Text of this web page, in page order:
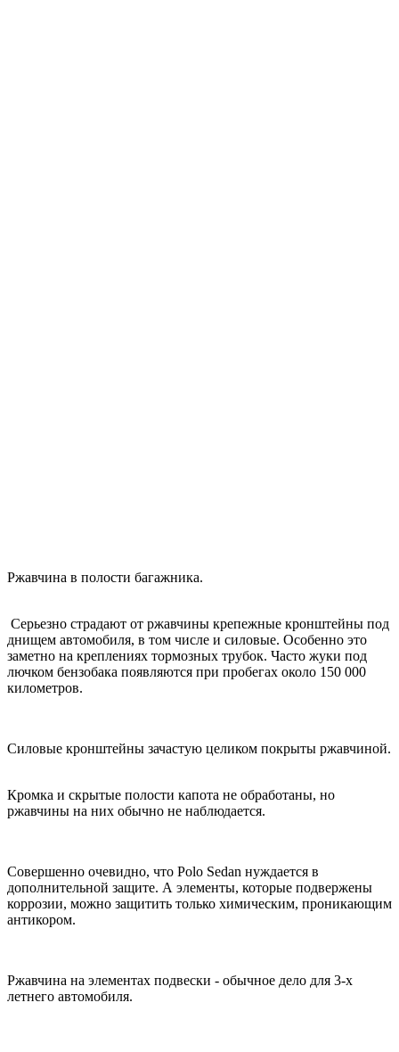
Ржавчина в полости багажника.
Серьезно страдают от ржавчины крепежные кронштейны под
днищем автомобиля, в том числе и силовые. Особенно это
заметно на креплениях тормозных трубок. Часто жуки под
лючком бензобака появляются при пробегах около 150 000
километров.
Силовые кронштейны зачастую целиком покрыты ржавчиной.
Кромка и скрытые полости капота не обработаны, но
ржавчины на них обычно не наблюдается.
Совершенно очевидно, что Polo Sedan нуждается в
дополнительной защите. А элементы, которые подвержены
коррозии, можно защитить только химическим, проникающим
антикором.
Ржавчина на элементах подвески - обычное дело для 3-х
летнего автомобиля.